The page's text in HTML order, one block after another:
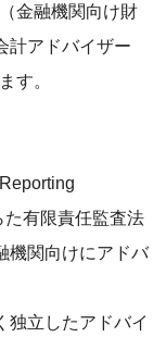
金融機関向け財
計アドバイザー
す。
有限責任監査法
機関向けにアドバ
独立したアドバイ